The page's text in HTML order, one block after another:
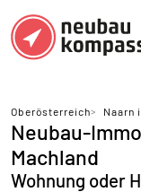
Oberösterreich> Naarn
Neubau-
Machland
Wohnung oder